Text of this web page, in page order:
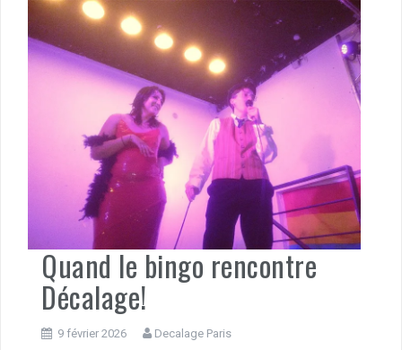
Quand le bingo rencontre
Décalage!
9 février 2026 Decalage Paris